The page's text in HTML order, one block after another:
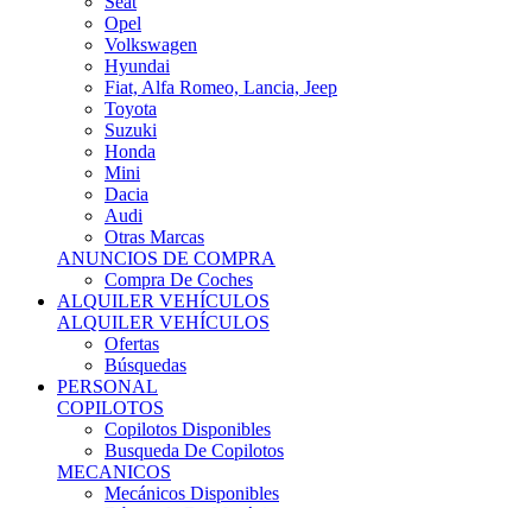
Volkswagen
Hyundai
Fiat, Alfa Romeo, Lancia, Jeep
Toyota
Suzuki
Honda
Mini
Dacia
Audi
Otras Marcas
ANUNCIOS DE COMPRA
Compra De Coches
ALQUILER VEHÍCULOS
ALQUILER VEHÍCULOS
Ofertas
Búsquedas
PERSONAL
COPILOTOS
Copilotos Disponibles
Busqueda De Copilotos
MECANICOS
Mecánicos Disponibles
Búsqueda De Mecánicos